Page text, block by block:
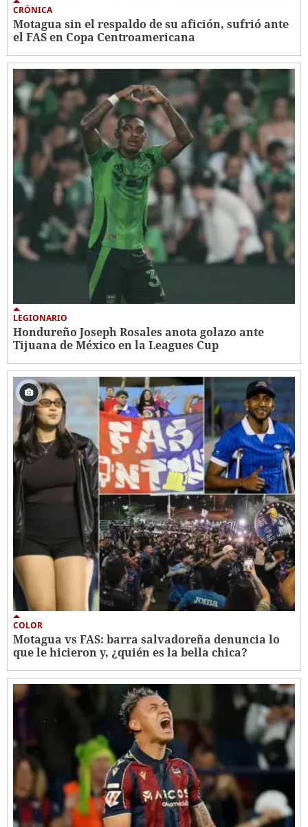
CRÓNICA
Motagua sin el respaldo de su afición, sufrió ante
el FAS en Copa Centroamericana
LEGIONARIO
Hondureño Joseph Rosales anota golazo ante
Tijuana de México en la Leagues Cup
COLOR
Motagua vs FAS: barra salvadoreña denuncia lo
que le hicieron y, ¿quién es la bella chica?